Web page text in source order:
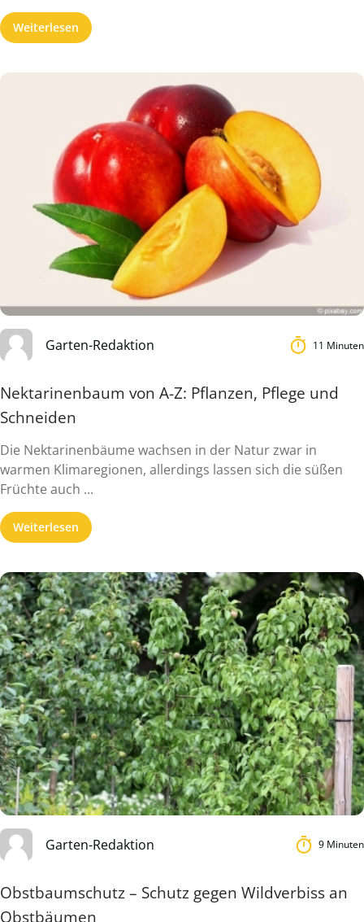
Weiterlesen
Garten-Redaktion 11 Minuten
Nektarinenbaum von A-Z: Pflanzen, Pflege und
Schneiden
Die Nektarinenbäume wachsen in der Natur zwar in
warmen Klimaregionen, allerdings lassen sich die süßen
Früchte auch ...
Weiterlesen
Garten-Redaktion 9 Minuten
Obstbaumschutz – Schutz gegen Wildverbiss an
Obstbäumen